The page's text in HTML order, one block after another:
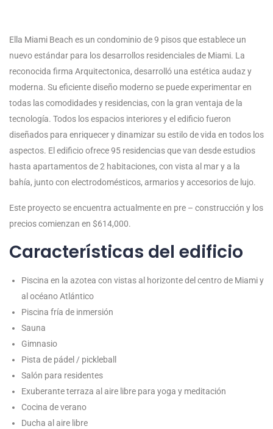
Ella Miami Beach es un condominio de 9 pisos que establece un
nuevo estándar para los desarrollos residenciales de Miami. La
reconocida firma Arquitectonica, desarrolló una estética audaz y
moderna. Su eficiente diseño moderno se puede experimentar en
todas las comodidades y residencias, con la gran ventaja de la
tecnología. Todos los espacios interiores y el edificio fueron
diseñados para enriquecer y dinamizar su estilo de vida en todos los
aspectos. El edificio ofrece 95 residencias que van desde estudios
hasta apartamentos de 2 habitaciones, con vista al mar y a la
bahía, junto con electrodomésticos, armarios y accesorios de lujo.
Este proyecto se encuentra actualmente en pre – construcción y los
precios comienzan en $614,000.
Características del edificio
Piscina en la azotea con vistas al horizonte del centro de Miami y
al océano Atlántico
Piscina fría de inmersión
Sauna
Gimnasio
Pista de pádel / pickleball
Salón para residentes
Exuberante terraza al aire libre para yoga y meditación
Cocina de verano
Ducha al aire libre